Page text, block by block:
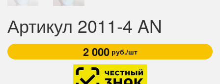
Артикул 2011-4 AN
2 000руб./шт